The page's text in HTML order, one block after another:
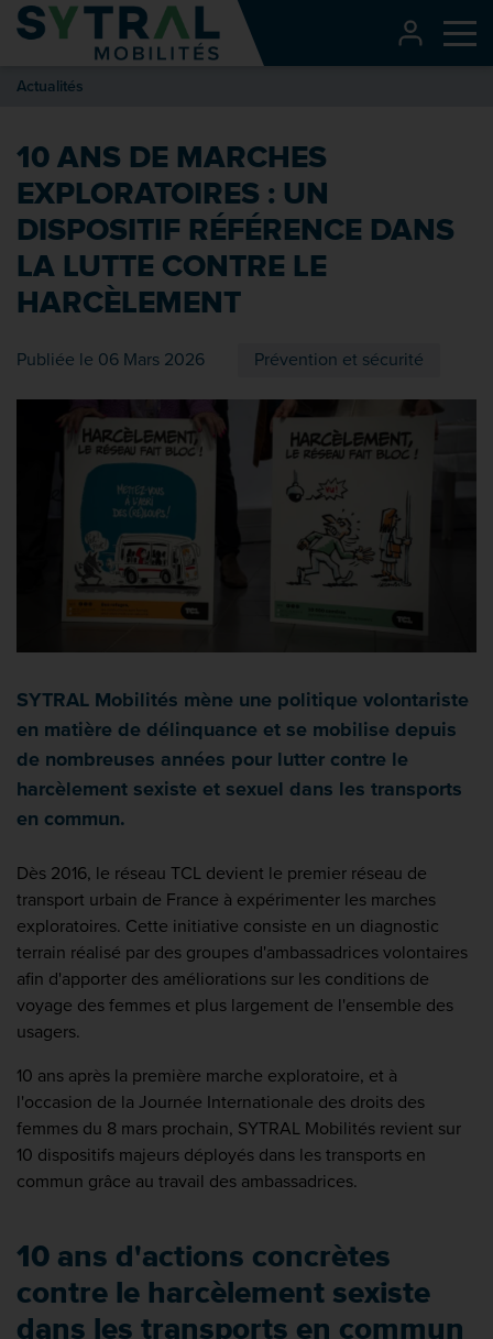
Contenu
Entête de page
Recherche
Pied de page
Actualités
10 ANS DE MARCHES
EXPLORATOIRES : UN
DISPOSITIF RÉFÉRENCE DANS
LA LUTTE CONTRE LE
HARCÈLEMENT
Publiée le 06 Mars 2026 Prévention et sécurité
SYTRAL Mobilités mène une politique volontariste
en matière de délinquance et se mobilise depuis
de nombreuses années pour lutter contre le
harcèlement sexiste et sexuel dans les transports
en commun.
Dès 2016, le réseau TCL devient le premier réseau de
transport urbain de France à expérimenter les marches
exploratoires. Cette initiative consiste en un diagnostic
terrain réalisé par des groupes d'ambassadrices volontaires
afin d'apporter des améliorations sur les conditions de
voyage des femmes et plus largement de l'ensemble des
usagers.
10 ans après la première marche exploratoire, et à
l'occasion de la Journée Internationale des droits des
femmes du 8 mars prochain, SYTRAL Mobilités revient sur
10 dispositifs majeurs déployés dans les transports en
commun grâce au travail des ambassadrices.
10 ans d'actions concrètes
contre le harcèlement sexiste
dans les transports en commun